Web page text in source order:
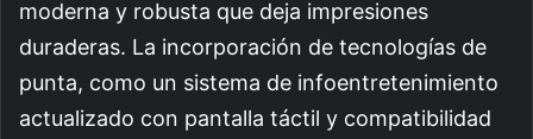
moderna y robusta que deja impresiones
duraderas. La incorporación de tecnologías de
punta, como un sistema de infoentretenimiento
actualizado con pantalla táctil y compatibilidad